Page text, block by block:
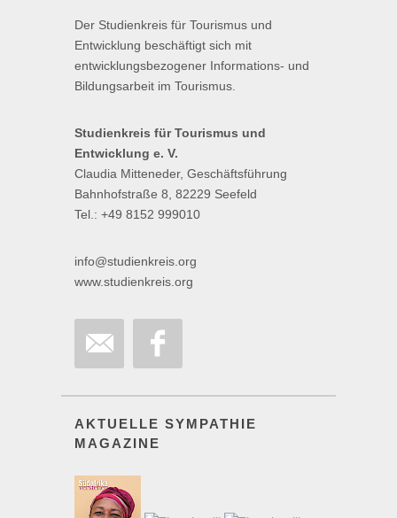
Der Studienkreis für Tourismus und
Entwicklung beschäftigt sich mit
entwicklungsbezogener Informations- und
Bildungsarbeit im Tourismus.
Studienkreis für Tourismus und
Entwicklung e. V.
Claudia Mitteneder, Geschäftsführung
Bahnhofstraße 8, 82229 Seefeld
Tel.: +49 8152 999010
info@studienkreis.org
www.studienkreis.org
AKTUELLE SYMPATHIE
MAGAZINE